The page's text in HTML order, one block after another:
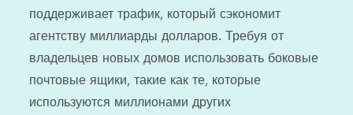
поддерживает трафик, который сэкономит
агентству миллиарды долларов. Требуя от
владельцев новых домов использовать боковые
почтовые ящики, такие как те, которые
используются миллионами других